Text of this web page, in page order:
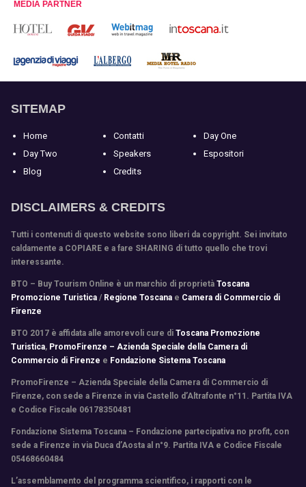
MEDIA PARTNER
SITEMAP
Home Contatti
Day One
Day Two
Speakers
Espositori
Blog
Credits
DISCLAIMERS & CREDITS
Tutti i contenuti di questo website sono liberi da copyright. Sei invitato
caldamente a COPIARE e a fare SHARING di tutto quello che trovi
interessante.
BTO – Buy Tourism Online è un marchio di proprietà Toscana
Promozione Turistica / Regione Toscana e Camera di Commercio di
Firenze
BTO 2017 è affidata alle amorevoli cure di Toscana Promozione
Turistica, PromoFirenze – Azienda Speciale della Camera di
Commercio di Firenze e Fondazione Sistema Toscana
PromoFirenze – Azienda Speciale della Camera di Commercio di
Firenze, con sede a Firenze in via Castello d’Altrafonte n°11. Partita IVA
e Codice Fiscale 06178350481
Fondazione Sistema Toscana – Fondazione partecipativa no profit, con
sede a Firenze in via Duca d’Aosta al n°9. Partita IVA e Codice Fiscale
05468660484
L’assemblamento del programma scientifico, i rapporti con le